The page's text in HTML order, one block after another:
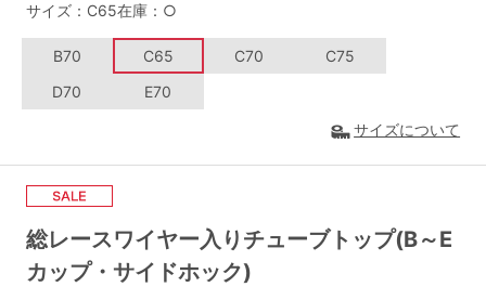
L LL
S-CD S-EF
L-AB L-CD L-EF
LL-EF
サイズの表示を閉じる
4,000円～
セールアイテムから探す
その他から探す
お気に入り
総レースワイヤー入りチューブトップ(B～E
カップ・サイドホック)
サイズ：C65在庫：○
B70 C65 C70
C75
D70
E70
サイズについて